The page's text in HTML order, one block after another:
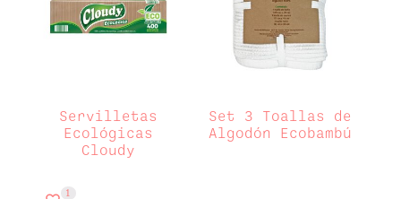
Servilletas
Ecológicas
Cloudy
Set 3 Toallas de
Algodón Ecobambú
1